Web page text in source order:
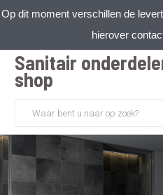
Op dit moment verschillen de
hierover
Sanitair
shop